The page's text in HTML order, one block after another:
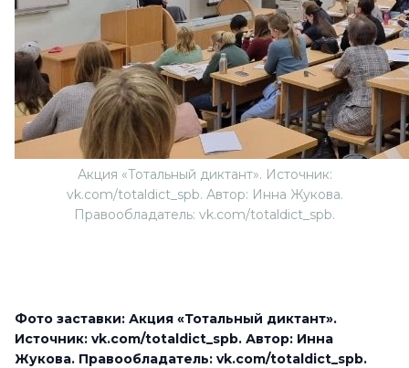
Акция «Тотальный диктант». Источник:
vk.com/totaldict_spb. Автор: Инна Жукова.
Правообладатель: vk.com/totaldict_spb.
Фото заставки: Акция «Тотальный диктант».
Источник: vk.com/totaldict_spb. Автор: Инна
Жукова. Правообладатель: vk.com/totaldict_spb.